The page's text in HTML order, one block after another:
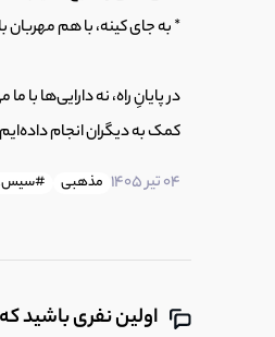
* به جای کینه، با هم مهربان
در پایانِ راه، نه دارایی‌ها
کمک به دیگران انجام
04 تیر 1405
مذهبی
اولین نفری باشید